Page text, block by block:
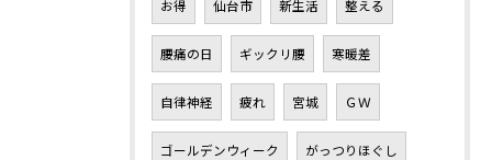
お得 仙台市 新生活 整える
腰痛の日 ギックリ腰 寒暖差
自律神経 疲れ 宮城 ＧＷ
ゴールデンウィーク がっつりほぐし